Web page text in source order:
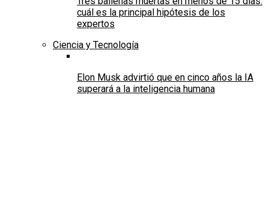
cuál es la principal hipótesis de los
expertos
Ciencia y Tecnología
Elon Musk advirtió que en cinco años la IA
superará a la inteligencia humana